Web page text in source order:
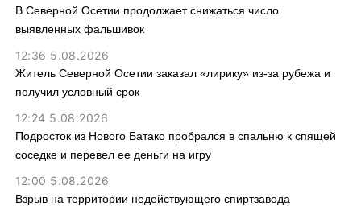
В Северной Осетии продолжает снижаться число
выявленных фальшивок
12:36 5.08.2026
Житель Северной Осетии заказал «лирику» из-за рубежа и
получил условный срок
12:24 5.08.2026
Подросток из Нового Батако пробрался в спальню к спящей
соседке и перевел ее деньги на игру
12:00 5.08.2026
Взрыв на территории недействующего спиртзавода